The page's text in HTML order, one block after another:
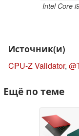
Intel Core
Источник(и)
CPU-Z Validator,
Ещё по теме